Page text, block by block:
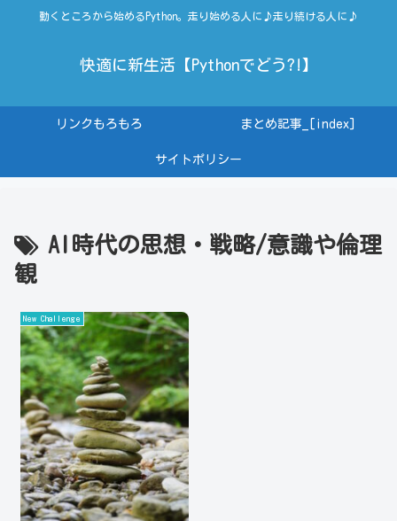
動くところから始めるPython。走り始める人に♪走り続ける人に♪
快適に新生活【Pythonでどう?!】
リンクもろもろ まとめ記事_[index]
サイトポリシー
AI時代の思想・戦略/意識や倫理
観
New Challenge